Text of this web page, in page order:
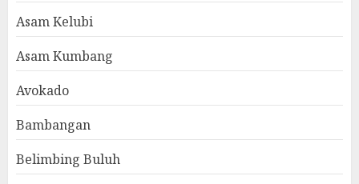
Asam Kelubi
Asam Kumbang
Avokado
Bambangan
Belimbing Buluh